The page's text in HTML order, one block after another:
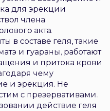
для эрекции
члена
акта.
в составе геля, такие
и гуараны, работают
и притока крови
чему
и эрекция. Не
с презервативами.
действие геля